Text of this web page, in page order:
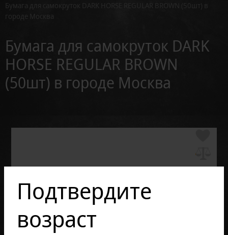
Бумага для самокруток DARK HORSE REGULAR BROWN (50шт) в
городе Москва
Бумага для самокруток DARK
HORSE REGULAR BROWN
(50шт) в городе Москва
Подтвердите
возраст